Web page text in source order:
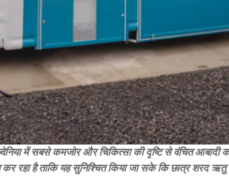
में सबसे कमजोर और चिकित्सा की दृष्टि से वंचित आबादी
रहा है ताकि यह सुनिश्चित किया जा सके कि छात्र शरद